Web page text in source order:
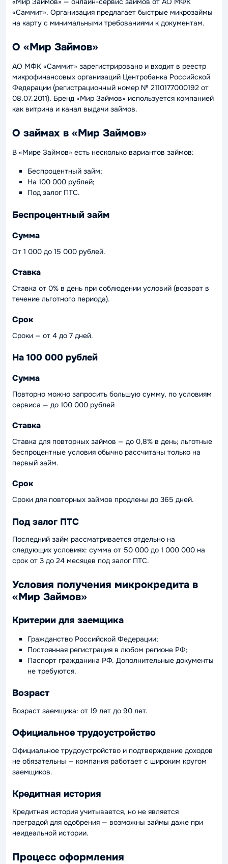
«Саммит». Организация предлагает быстрые микрозаймы
на карту с минимальными требованиями к документам.
О «Мир Займов»
АО МФК «Саммит» зарегистрировано и входит в реестр
микрофинансовых организаций Центробанка Российской
Федерации (регистрационный номер № 2110177000192 от
08.07.2011). Бренд «Мир Займов» используется компанией
как витрина и канал выдачи займов.
О займах в «Мир Займов»
В «Мире Займов» есть несколько вариантов займов:
Беспроцентный займ;
На 100 000 рублей;
Под залог ПТС.
Беспроцентный займ
Сумма
От 1 000 до 15 000 рублей.
Ставка
Ставка от 0% в день при соблюдении условий (возврат в
течение льготного периода).
Срок
Сроки — от 4 до 7 дней.
На 100 000 рублей
Сумма
Повторно можно запросить большую сумму, по условиям
сервиса — до 100 000 рублей
Ставка
Ставка для повторных займов — до 0,8% в день; льготные
беспроцентные условия обычно рассчитаны только на
первый займ.
Срок
Сроки для повторных займов продлены до 365 дней.
Под залог ПТС
Последний займ рассматривается отдельно на
следующих условиях: сумма от 50 000 до 1 000 000 на
срок от 3 до 24 месяцев под залог ПТС.
Условия получения микрокредита в
«Мир Займов»
Критерии для заемщика
Гражданство Российской Федерации;
Постоянная регистрация в любом регионе РФ;
Паспорт гражданина РФ. Дополнительные документы
не требуются.
Возраст
Возраст заемщика: от 19 лет до 90 лет.
Официальное трудоустройство
Официальное трудоустройство и подтверждение доходов
не обязательны — компания работает с широким кругом
заемщиков.
Кредитная история
Кредитная история учитывается, но не является
преградой для одобрения — возможны займы даже при
неидеальной истории.
Процесс оформления